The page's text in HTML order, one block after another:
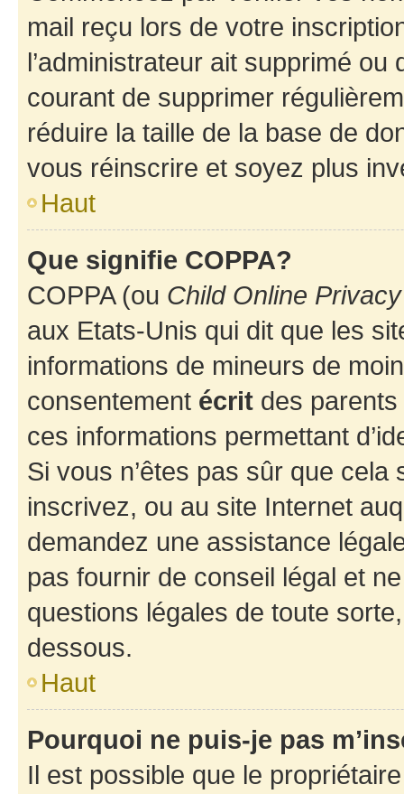
mail reçu lors de votre
l’administrateur ait supprimé
courant de supprimer
réduire la taille de la base de
vous réinscrire et soyez plus
Haut
Que signifie COPPA?
COPPA (ou Child Online
aux Etats-Unis qui dit que les
informations de mineurs de
consentement écrit des parents
ces informations permettant
Si vous n’êtes pas sûr que
inscrivez, ou au site Internet
demandez une assistance
pas fournir de conseil légal et
questions légales de toute
dessous.
Haut
Pourquoi ne puis-je pas
Il est possible que le